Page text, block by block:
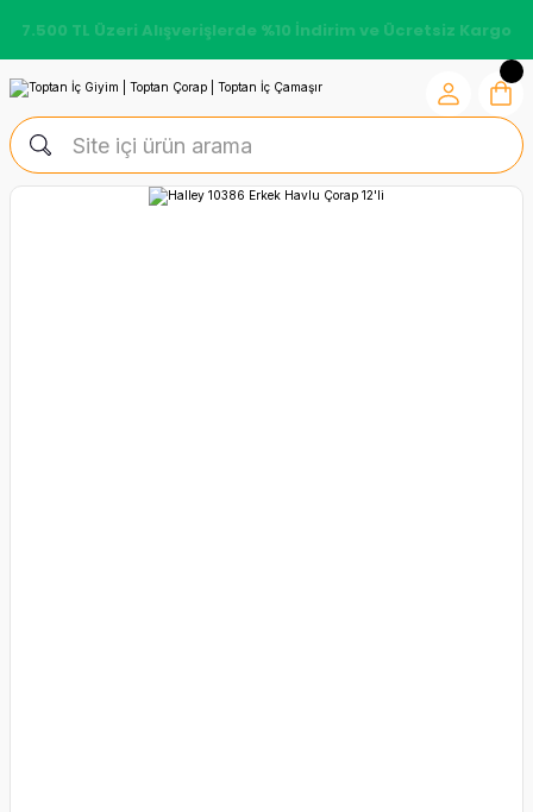
7.500 TL Üzeri Alışverişlerde %10 İndirim ve Ücretsiz Kargo